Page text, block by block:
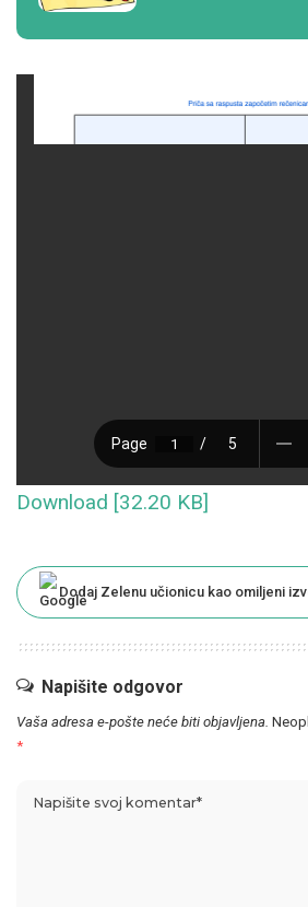
Download [32.20 KB]
Dodaj Zelenu učionicu kao omiljeni
Napišite odgovor
Vaša adresa e-pošte neće biti objavljena.
*